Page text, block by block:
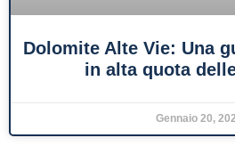
Dolomite Alte Vie: Una
in alta quota
Gennaio 20,